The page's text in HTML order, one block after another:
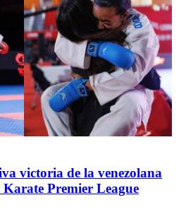
victoria de la venezolana
Premier League